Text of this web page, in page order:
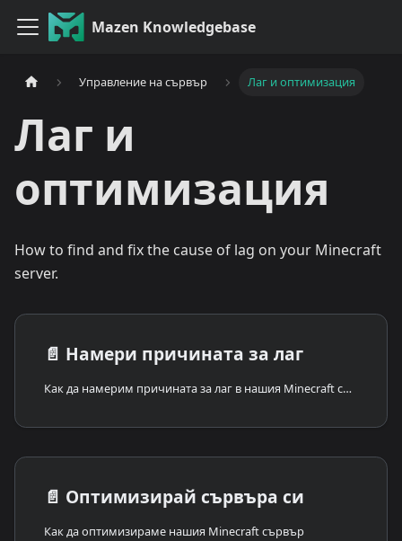
Mazen Knowledgebase
Управление на сървър Лаг и оптимизация
Лаг и
оптимизация
How to find and fix the cause of lag on your Minecraft
server.
📄️ Намери причината за лаг
Как да намерим причината за лаг в нашия Minecraft сървър
📄️ Оптимизирай сървъра си
Как да оптимизираме нашия Minecraft сървър